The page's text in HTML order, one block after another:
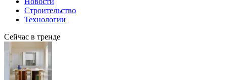
Строительство
Технологии
Сейчас в тренде